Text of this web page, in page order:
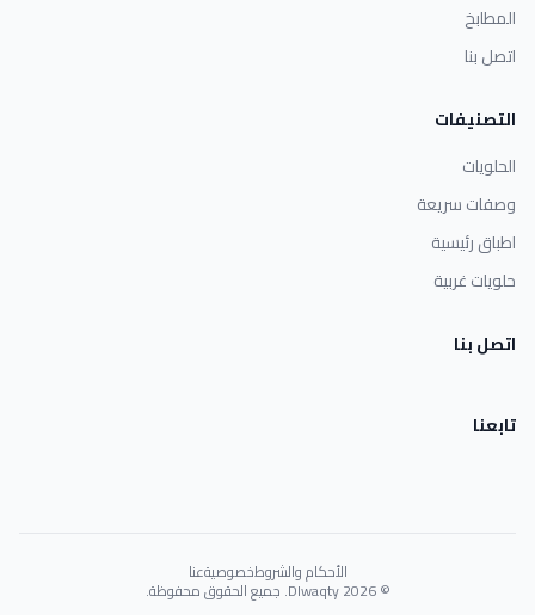
المطابخ
اتصل بنا
التصنيفات
الحلويات
وصفات سريعة
اطباق رئيسية
حلويات غربية
اتصل بنا
تابعنا
الأحكام والشروطخصوصيةعنا
© 2026 Dlwaqty. جميع الحقوق محفوظة.